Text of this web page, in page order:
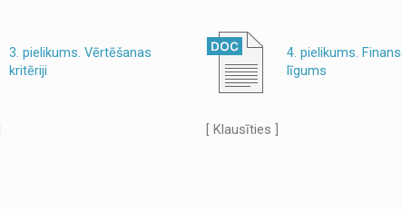
3. pielikums. Vērtēšanas
kritēriji
4. pielikums.
līgums
[ Klausīties ]